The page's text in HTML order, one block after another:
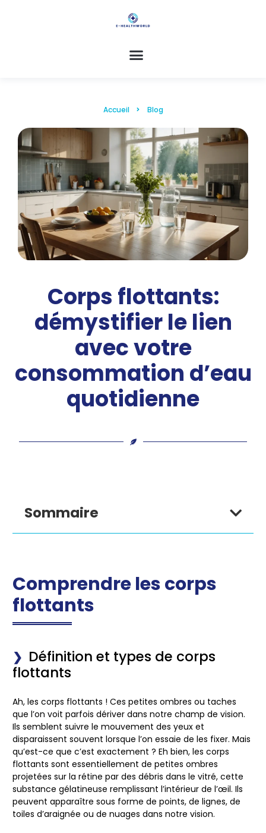
Accueil Blog
Corps flottants:
démystifier le lien
avec votre
consommation d’eau
quotidienne
Sommaire
Comprendre les corps
flottants
Définition et types de corps
flottants
Ah, les corps flottants ! Ces petites ombres ou taches
que l’on voit parfois dériver dans notre champ de vision.
Ils semblent suivre le mouvement des yeux et
disparaissent souvent lorsque l’on essaie de les fixer. Mais
qu’est-ce que c’est exactement ? Eh bien, les corps
flottants sont essentiellement de petites ombres
projetées sur la rétine par des débris dans le vitré, cette
substance gélatineuse remplissant l’intérieur de l’œil. Ils
peuvent apparaître sous forme de points, de lignes, de
toiles d’araignée ou de nuages dans notre vision.